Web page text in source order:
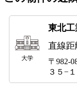
大学
東北
直線距
〒982-
３５−１